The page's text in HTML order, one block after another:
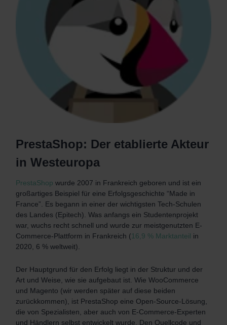
PrestaShop: Der etablierte Akteur
in Westeuropa
PrestaShop wurde 2007 in Frankreich geboren und ist ein
großartiges Beispiel für eine Erfolgsgeschichte “Made in
France”. Es begann in einer der wichtigsten Tech-Schulen
des Landes (Epitech). Was anfangs ein Studentenprojekt
war, wuchs recht schnell und wurde zur meistgenutzten E-
Commerce-Plattform in Frankreich (16,9 % Marktanteil in
2020, 6 % weltweit).
Der Hauptgrund für den Erfolg liegt in der Struktur und der
Art und Weise, wie sie aufgebaut ist. Wie WooCommerce
und Magento (wir werden später auf diese beiden
zurückkommen), ist PrestaShop eine Open-Source-Lösung,
die von Spezialisten, aber auch von E-Commerce-Experten
und Händlern selbst entwickelt wurde. Den Quellcode und